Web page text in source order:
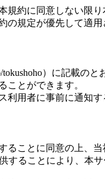
約に同意しない限り
規定が優先して適用
）に記載のと
とができます。
用者に事前に通知す
ことに同意の上、
ることにより、本